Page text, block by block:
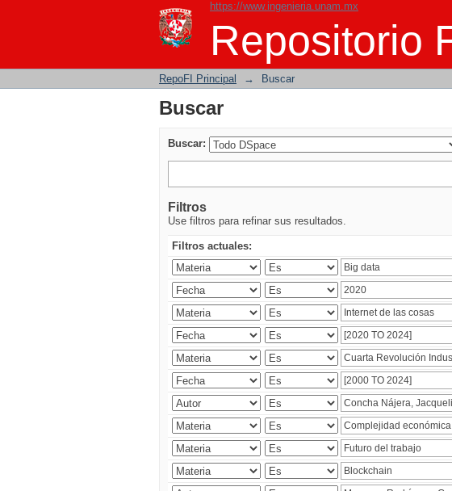
https://www.ingenieria.unam.mx
Repositorio
Buscar
RepoFI Principal → Buscar
Buscar
Buscar:
Filtros
Use filtros para refinar sus resultados.
Filtros actuales: